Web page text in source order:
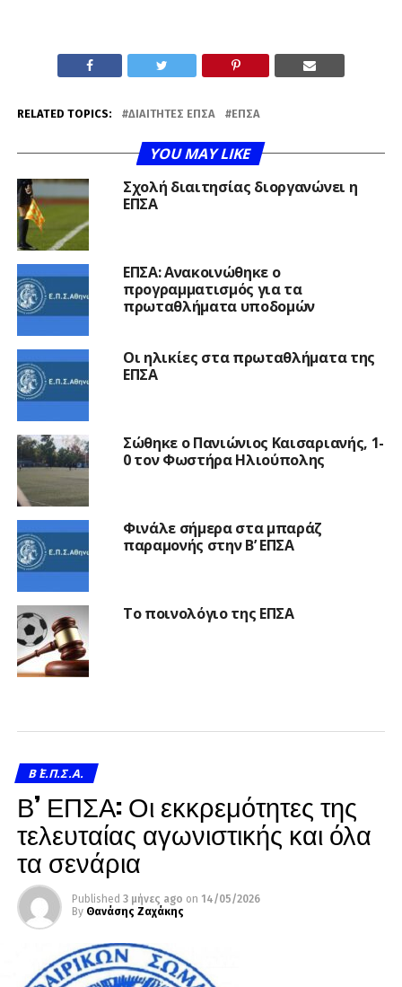
RELATED TOPICS: ΔΙΑΙΤΗΤΈΣ ΕΠΣΑ ΕΠΣΑ
YOU MAY LIKE
Σχολή διαιτησίας διοργανώνει η
ΕΠΣΑ
ΕΠΣΑ: Ανακοινώθηκε ο
προγραμματισμός για τα
πρωταθλήματα υποδομών
Οι ηλικίες στα πρωταθλήματα της
ΕΠΣΑ
Σώθηκε ο Πανιώνιος Καισαριανής, 1-
0 τον Φωστήρα Ηλιούπολης
Φινάλε σήμερα στα μπαράζ
παραμονής στην Β’ ΕΠΣΑ
Το ποινολόγιο της ΕΠΣΑ
Β΄ Ε.Π.Σ.Α.
Β’ ΕΠΣΑ: Οι εκκρεμότητες της
τελευταίας αγωνιστικής και όλα
τα σενάρια
Published 3 μήνες ago on 14/05/2026
By Θανάσης Ζαχάκης